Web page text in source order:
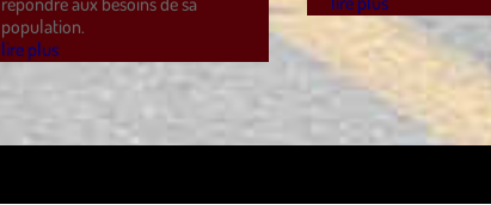
population.
lire plus